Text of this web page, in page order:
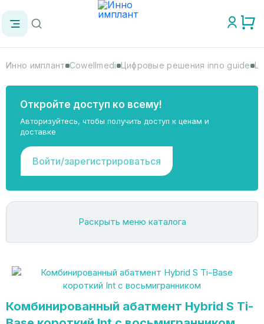
Инно имплант Cowellmedi Цифровые решения inno guide
Откройте доступ ко всему!
Авторизуйтесь, чтобы получить доступ к ценам и
доставке
Войти/зарегистрироваться
Раскрыть меню каталога
Комбинированный абатмент Hybrid S Ti-